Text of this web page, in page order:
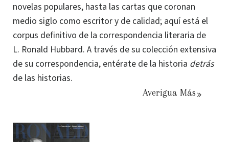
novelas populares, hasta las cartas que coronan
medio siglo como escritor y de calidad; aquí está el
corpus definitivo de la correspondencia literaria de
L. Ronald Hubbard. A través de su colección extensiva
de su correspondencia, entérate de la historia detrás
de las historias.
Averigua Más